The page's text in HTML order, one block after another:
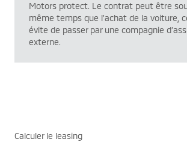
Motors protect. Le contrat peut être
même temps que l’achat de la voiture,
évite de passer par une compagnie
externe.
Calculer le leasing